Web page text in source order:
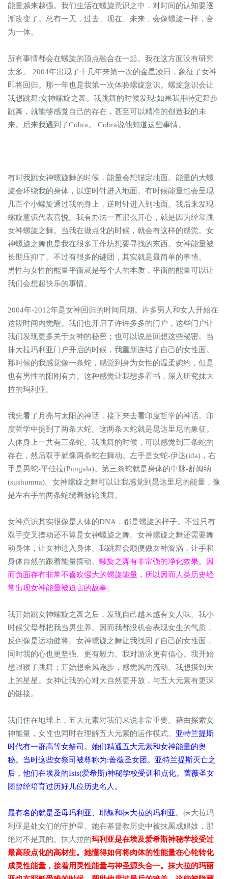
能量越来越强。我们生活在螺旋意识之中，对时间的认知要逐
渐改变了。总有一天，过去、现在、未来，会像螺旋一样，合
为一体。
所有事情都会在螺旋的顶点融合在一起。我在这方面没有研究
太多。 2004年出现了十几年来第一次的金星凌日，象征了女神
即将回归。那一年也是我第一次体验螺旋意识。螺旋意识会让
我想跳舞:女神螺旋之舞。我跳舞的时候发现:如果我用特定舞步
跳舞，就能够感觉自己的存在，甚至可以精准的创造我的未
来。后来我遇到了Cobra。 Cobra说他知道这些事情。
有时我跳女神螺旋舞的时候，能量会想锚定地面。能量的大螺
旋会环绕我的身体，以逆时针进入地面。有时候能量也会呈现
几百个小螺旋通过我的身上，逆时针进入到地面。我后来发现
螺旋意识代表喜悦。我有办法一直那么开心，就是因为经常跳
女神螺旋之舞。当我在做点化的时候，就会有这样的感觉。女
神螺旋之舞也是我在很多工作坊想要寻找的东西。女神能量被
长期压抑了。不过有很多的谜团，其实就是最简单的事情。
男性与女性的能量平衡就是每个人的本质，平衡的能量可以让
我们会想起快乐的事情。
2004年-2012年是女神回归的时间周期。许多男人和女人开始在
这段时间内觉醒。我们也开启了许许多多的门户，这些门户让
我们发现更多关于女神的秘密；也可以说是回想这些秘密。当
抹大拉玛利亚门户开启的时候，我重新连结了自己的女性面。
那时候的我感觉像一条蛇，感觉到身为女性的温柔婉约，但是
也有男性的阳刚有力。这种感觉让我想多看书，深入研究抹大
拉的玛利亚。
我先看了月亮与太阳的神话，接下来去看印度哲学的神话。印
度哲学中提到了两条大蛇。这两条大蛇就是昆达里尼的象征。
人体身上一共有三条蛇。我跳舞的时候，可以感觉到三条蛇的
存在，然后双手就像两条蛇在舞动。左手是女蛇-伊达(ida)，右
手是男蛇-平佳拉(Pimgala)。第三条蛇就是身体的中脉-舒姆纳
(sushumna)。女神螺旋之舞可以让我感觉到昆达里尼的能量，像
是左右手的两条蛇绕着脉轮跳舞。
女神意识其实很像是人体的DNA，都是螺旋的样子。不过只有
双手交叉摆动还不算是女神螺旋之舞。女神螺旋之舞还需要舞
动身体，让女神进入身体。我跳舞会顺便做女神漩涡，让手和
身体自然的跟着能量摆动。 螺旋之舞有非常强的净化效果。因
而负面存有非常不喜欢强大的螺旋能量，所以因而人类历史经
常出现女神能量被迫害的故事。
我开始跳女神螺旋之舞之后，发现自己越来越有女人味。我小
时候父母都把我当男生养。因而我都没机会表现女生的气质，
反倒像是运动健将。女神螺旋之舞让我找回了自己的女性面，
同时我的心也更坚强、更有毅力。我对游泳更有信心。我开始
想跟猴子跳舞；开始想乘风跑步，感觉风的流动。我想摸到天
上的星星。女神让我的心对大自然更开放，与五大元素有更深
的链接。
我们住在地球上，五大元素对我们来说非常重要。藉由探索女
神能量，女性也同时在理解五大元素的运作模式。 亚特兰提斯
时代有一群高等女祭司。她们精通五大元素和女神能量的奥
秘。当时这些女祭司被尊称为:蔷薇圣女团。亚特兰提斯灭亡之
后，他们在埃及的Isis(爱希斯)神秘学校受训和点化。蔷薇圣女
团曾经培育过历好几位历史名人。
最有名的就是圣母玛利亚、耶稣和抹大拉的玛利亚。 抹大拉玛
利亚是处女们的守护星。她在基督教历史中被抹黑成娼妓，那
绝对不是真的。抹大拉的玛利亚是在埃及爱希斯神秘学校受过
最高段点化的高材生。她懂得如何将肉体的性能量在心轮转化
成灵性能量，接着用灵性能量与神圣源头合一。抹大拉的玛丽